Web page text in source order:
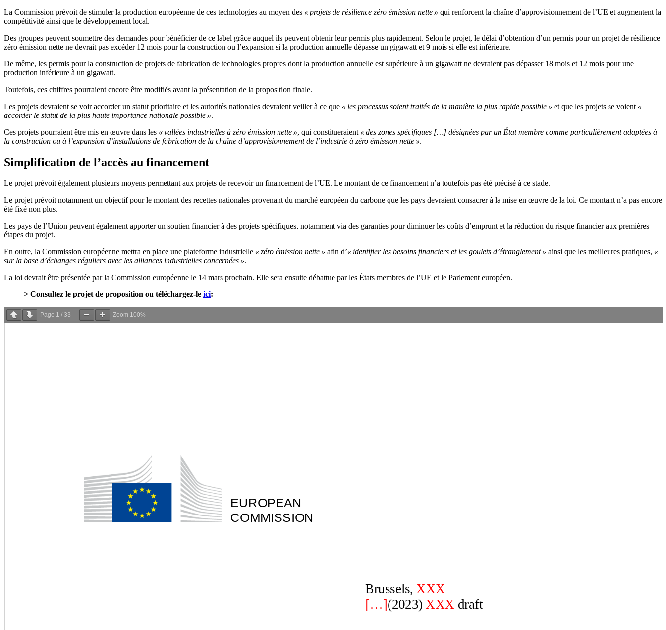
La Commission prévoit de stimuler la production européenne de ces technologies au moyen des « projets de résilience zéro émission nette » qui renforcent la chaîne d’approvisionnement de l’UE et augmentent la
compétitivité ainsi que le développement local.
Des groupes peuvent soumettre des demandes pour bénéficier de ce label grâce auquel ils peuvent obtenir leur permis plus rapidement. Selon le projet, le délai d’obtention d’un permis pour un projet de résilience
zéro émission nette ne devrait pas excéder 12 mois pour la construction ou l’expansion si la production annuelle dépasse un gigawatt et 9 mois si elle est inférieure.
De même, les permis pour la construction de projets de fabrication de technologies propres dont la production annuelle est supérieure à un gigawatt ne devraient pas dépasser 18 mois et 12 mois pour une
production inférieure à un gigawatt.
Toutefois, ces chiffres pourraient encore être modifiés avant la présentation de la proposition finale.
Les projets devraient se voir accorder un statut prioritaire et les autorités nationales devraient veiller à ce que « les processus soient traités de la manière la plus rapide possible » et que les projets se voient «
accorder le statut de la plus haute importance nationale possible ».
Ces projets pourraient être mis en œuvre dans les « vallées industrielles à zéro émission nette », qui constitueraient « des zones spécifiques […] désignées par un État membre comme particulièrement adaptées à
la construction ou à l’expansion d’installations de fabrication de la chaîne d’approvisionnement de l’industrie à zéro émission nette ».
Simplification de l’accès au financement
Le projet prévoit également plusieurs moyens permettant aux projets de recevoir un financement de l’UE. Le montant de ce financement n’a toutefois pas été précisé à ce stade.
Le projet prévoit notamment un objectif pour le montant des recettes nationales provenant du marché européen du carbone que les pays devraient consacrer à la mise en œuvre de la loi. Ce montant n’a pas encore
été fixé non plus.
Les pays de l’Union peuvent également apporter un soutien financier à des projets spécifiques, notamment via des garanties pour diminuer les coûts d’emprunt et la réduction du risque financier aux premières
étapes du projet.
En outre, la Commission européenne mettra en place une plateforme industrielle « zéro émission nette » afin d’« identifier les besoins financiers et les goulets d’étranglement » ainsi que les meilleures pratiques, «
sur la base d’échanges réguliers avec les alliances industrielles concernées ».
La loi devrait être présentée par la Commission européenne le 14 mars prochain. Elle sera ensuite débattue par les États membres de l’UE et le Parlement européen.
> Consultez le projet de proposition ou téléchargez-le ici:
Page 1 / 33 Zoom 100%